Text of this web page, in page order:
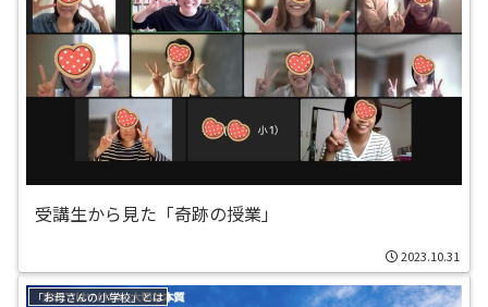
受講生から見た「奇跡の授業」
2023.10.31
「お母さんの小学校」とは